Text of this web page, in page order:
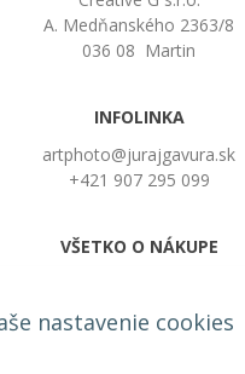
nastavenie cookies
A. Medňanského 2363/8
036 08 Martin
INFOLINKA
artphoto@jurajgavura.sk
+421 907 295 099
VŠETKO O NÁKUPE
Možnosti platby a doprava
Používanie cookies